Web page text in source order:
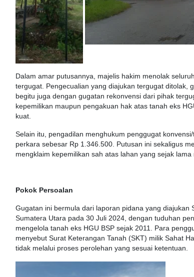
Dalam amar putusannya, majelis hakim menolak
tergugat. Pengecualian yang diajukan tergugat ditolak,
begitu juga dengan gugatan rekonvensi dari pihak
kepemilikan maupun pengakuan hak atas tanah eks
kuat.
Selain itu, pengadilan menghukum penggugat
perkara sebesar Rp 1.346.500. Putusan ini sekaligus
mengklaim kepemilikan sah atas lahan yang sejak lama
Pokok Persoalan
Gugatan ini bermula dari laporan pidana yang diajukan
Sumatera Utara pada 30 Juli 2024, dengan tuduhan
mengelola tanah eks HGU BSP sejak 2011. Para
menyebut Surat Keterangan Tanah (SKT) milik Sahat
tidak melalui proses perolehan yang sesuai ketentuan.